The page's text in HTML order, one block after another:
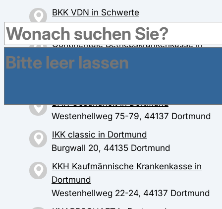
BKK VDN in Schwerte
Rosenweg 15, 58239 Schwerte
Continentale Betriebskrankenkasse in
Dortmund
Freie-Vogel-Straße 373, 44269
DAK-Gesundheit in Dortmund
Westenhellweg 75-79, 44137 Dortmund
IKK classic in Dortmund
Burgwall 20, 44135 Dortmund
KKH Kaufmännische Krankenkasse in
Dortmund
Westenhellweg 22-24, 44137 Dortmund